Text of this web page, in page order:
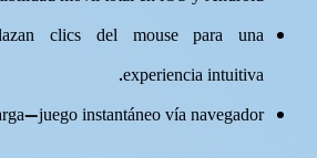
clics del mouse para una
experiencia intuitiva.
instantáneo vía navegador.